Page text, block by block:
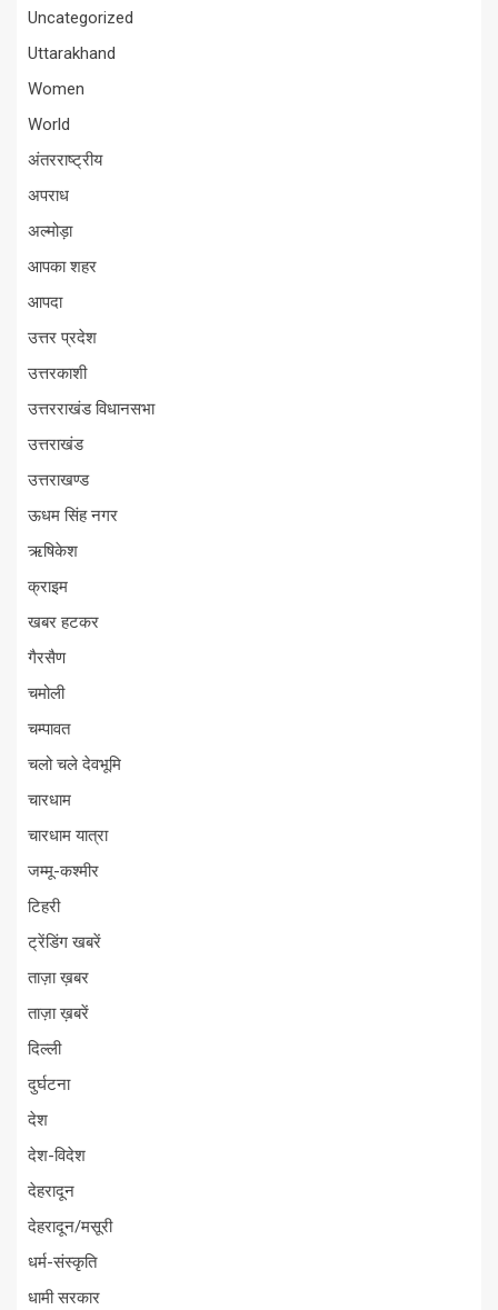
Uncategorized
Uttarakhand
Women
World
अंतरराष्ट्रीय
अपराध
अल्मोड़ा
आपका शहर
आपदा
उत्तर प्रदेश
उत्तरकाशी
उत्तरराखंड विधानसभा
उत्तराखंड
उत्तराखण्ड
ऊधम सिंह नगर
ऋषिकेश
क्राइम
खबर हटकर
गैरसैण
चमोली
चम्पावत
चलो चले देवभूमि
चारधाम
चारधाम यात्रा
जम्मू-कश्मीर
टिहरी
ट्रेंडिंग खबरें
ताज़ा ख़बर
ताज़ा ख़बरें
दिल्ली
दुर्घटना
देश
देश-विदेश
देहरादून
देहरादून/मसूरी
धर्म-संस्कृति
धामी सरकार